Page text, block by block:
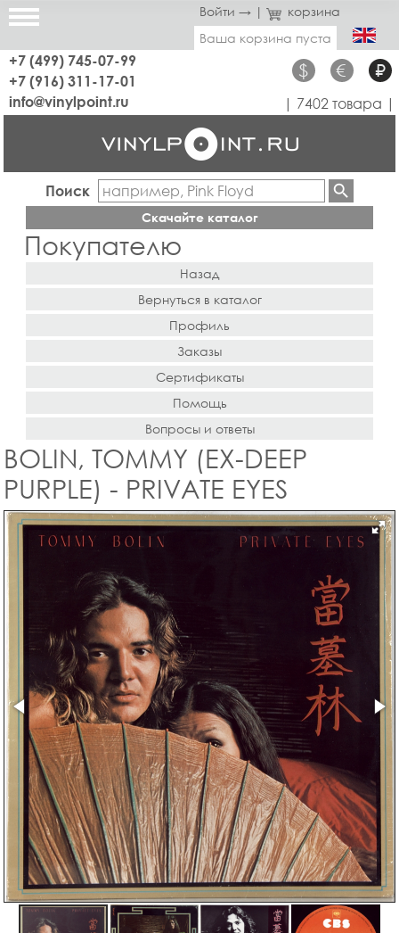
Войти → |
корзина
Ваша корзина пуста
+7 (499) 745-07-99
+7 (916) 311-17-01
$ € ₽
info@vinylpoint.ru | 7402 товара |
Поиск
Скачайте каталог
Покупателю
Назад
Вернуться в каталог
Профиль
Заказы
Сертификаты
Помощь
Вопросы и ответы
BOLIN, TOMMY (EX-DEEP
PURPLE) - PRIVATE EYES